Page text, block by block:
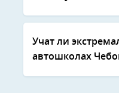
Учат ли
автошколах